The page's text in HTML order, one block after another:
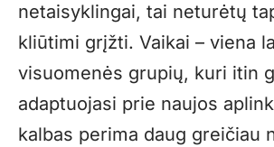
netaisyklingai, tai neturėtų
kliūtimi grįžti. Vaikai – viena
visuomenės grupių, kuri itin
adaptuojasi prie naujos
kalbas perima daug greičiau